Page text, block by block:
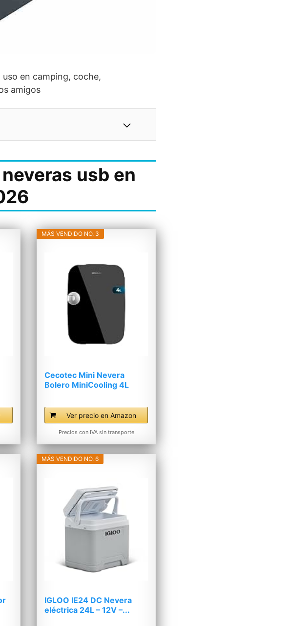
en camping, coche,
amigos
usb en
MÁS VENDIDO NO. 3
Cecotec Mini Nevera
Bolero MiniCooling 4L
Ver precio en Amazon
Precios con IVA sin transporte
MÁS VENDIDO NO. 6
IGLOO IE24 DC Nevera
eléctrica 24L – 12V –...